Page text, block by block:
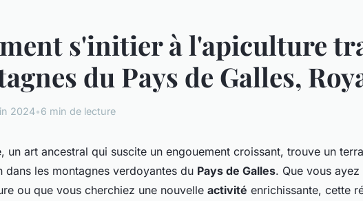
s'initier à l'apiculture
du Pays de Galles,
2024•6 min de lecture
un art ancestral qui suscite un engouement croissant, trouve un
dans les montagnes verdoyantes du Pays de Galles. Que vous
ou que vous cherchiez une nouvelle activité enrichissante, cette